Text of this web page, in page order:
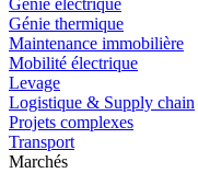
Génie électrique
Génie thermique
Maintenance immobilière
Mobilité électrique
Levage
Logistique & Supply chain
Projets complexes
Transport
Marchés